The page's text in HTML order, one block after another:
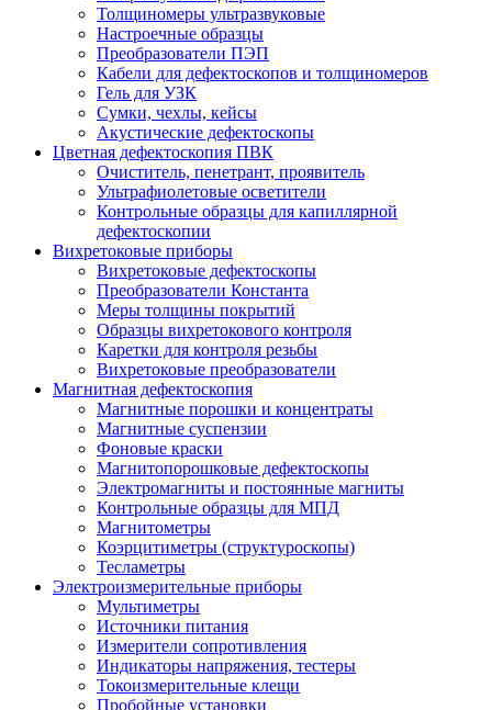
Толщиномеры ультразвуковые
Настроечные образцы
Преобразователи ПЭП
Кабели для дефектоскопов и толщиномеров
Гель для УЗК
Сумки, чехлы, кейсы
Акустические дефектоскопы
Цветная дефектоскопия ПВК
Очиститель, пенетрант, проявитель
Ультрафиолетовые осветители
Контрольные образцы для капиллярной
дефектоскопии
Вихретоковые приборы
Вихретоковые дефектоскопы
Преобразователи Константа
Меры толщины покрытий
Образцы вихретокового контроля
Каретки для контроля резьбы
Вихретоковые преобразователи
Магнитная дефектоскопия
Магнитные порошки и концентраты
Магнитные суспензии
Фоновые краски
Магнитопорошковые дефектоскопы
Электромагниты и постоянные магниты
Контрольные образцы для МПД
Магнитометры
Коэрцитиметры (структуроскопы)
Тесламетры
Электроизмерительные приборы
Мультиметры
Источники питания
Измерители сопротивления
Индикаторы напряжения, тестеры
Токоизмерительные клещи
Пробойные установки